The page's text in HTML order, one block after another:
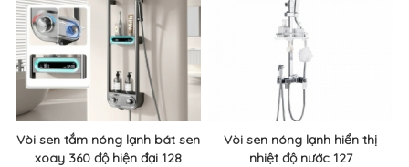
Vòi sen tắm nóng lạnh bát sen
xoay 360 độ hiện đại 128
Vòi sen nóng lạnh hiển thị
nhiệt độ nước 127